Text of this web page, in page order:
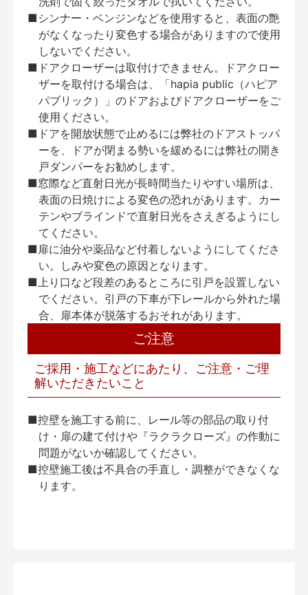
■シンナー・ベンジンなどを使用すると、表面の艶
がなくなったり変色する場合がありますので使用
しないでください。
■ドアクローザーは取付けできません。ドアクロー
ザーを取付ける場合は、「hapia public（ハピア
パブリック）」のドアおよびドアクローザーをご
使用ください。
■ドアを開放状態で止めるには弊社のドアストッパ
ーを、ドアが閉まる勢いを緩めるには弊社の開き
戸ダンパーをお勧めします。
■窓際など直射日光が長時間当たりやすい場所は、
表面の日焼けによる変色の恐れがあります。カー
テンやブラインドで直射日光をさえぎるようにし
てください。
■扉に油分や薬品など付着しないようにしてくださ
い。しみや変色の原因となります。
■上り口など段差のあるところに引戸を設置しない
でください。引戸の下車が下レールから外れた場
合、扉本体が脱落するおそれがあります。
ご注意
ご採用・施工などにあたり、ご注意・ご理
解いただきたいこと
■控壁を施工する前に、レール等の部品の取り付
け・扉の建て付けや『ラクラクローズ』の作動に
問題がないか確認してください。
■控壁施工後は不具合の手直し・調整ができなくな
ります。